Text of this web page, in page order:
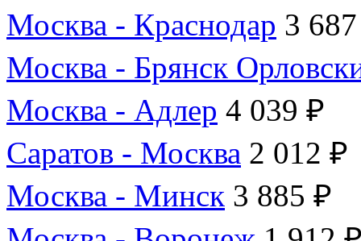
Москва - Краснодар 3
Москва - Брянск
Москва - Адлер 4 039 ₽
Саратов - Москва 2 012 ₽
Москва - Минск 3 885 ₽